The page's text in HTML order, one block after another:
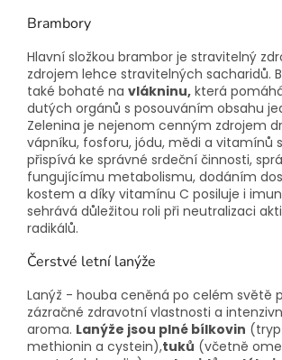
Brambory
Hlavní složkou brambor je stravitelný
zdrojem lehce stravitelných sacharidů.
také bohaté na vlákninu, která
dutých orgánů s posouváním obsahu
Zelenina je nejenom cenným zdrojem
vápníku, fosforu, jódu, mědi a vitamínů
přispívá ke správné srdeční činnosti,
fungujícímu metabolismu, dodáním
kostem a díky vitamínu C posiluje i
sehrává důležitou roli při neutralizaci
radikálů.
Čerstvé letní lanýže
Lanýž - houba ceněná po celém světě
zázračné zdravotní vlastnosti a
aroma. Lanýže jsou plné bílkovin
methionin a cystein),tuků (včetně